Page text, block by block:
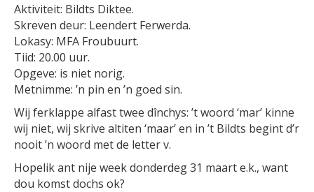
Aktiviteit: Bildts Diktee.
Skreven deur: Leendert Ferwerda.
Lokasy: MFA Froubuurt.
Tiid: 20.00 uur.
Opgeve: is niet norig.
Metnimme: ’n pin en ’n goed sin.
Wij ferklappe alfast twee dînchys: ’t woord ‘mar’ kinne
wij niet, wij skrive altiten ‘maar’ en in ’t Bildts begint d’r
nooit ’n woord met de letter v.
Hopelik ant nije week donderdeg 31 maart e.k., want
dou komst dochs ok?